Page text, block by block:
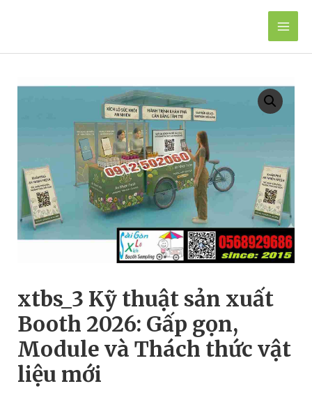
Main
xtbs_3 Kỹ thuật sản xuất
Booth 2026: Gấp gọn,
Module và Thách thức vật
liệu mới